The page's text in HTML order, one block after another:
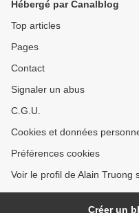
Hébergé par Canalblog
Top articles
Pages
Contact
Signaler un abus
C.G.U.
Cookies et données
Préférences cookies
Voir le profil de Alain Truong
Créer un